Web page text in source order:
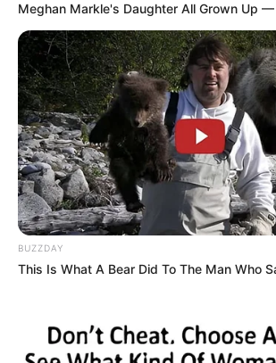
News
ΤΑ ΠΙΟ ΔΗΜΟΦΙΛΗ
Meghan Markle's Daughter All Grown Up —
BUZZDAY
This Is What A Bear Did To The Man Who